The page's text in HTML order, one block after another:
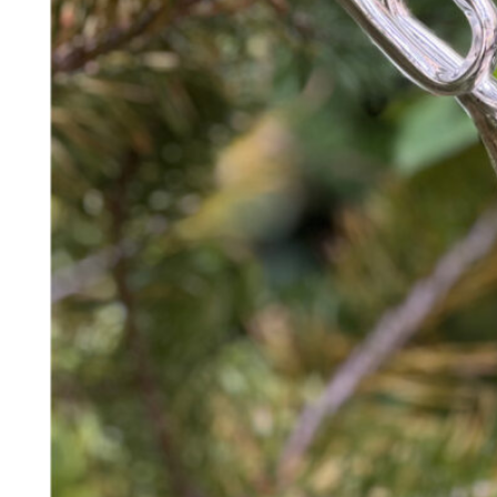
348DKKTilføj til kurv
Se kurv
Kasse